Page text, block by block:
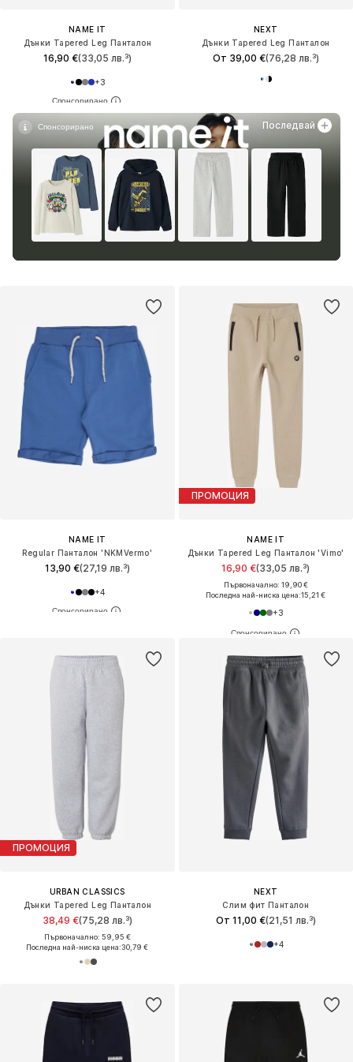
NAME IT
Дънки Tapered Leg Панталон
16,90 €(33,05 лв.³)
+3
Последвай
NEXT
Дънки Tapered Leg Панталон
От 39,00 €(76,28 лв.³)
NAME IT
Regular Панталон 'NKMVermo'
13,90 €(27,19 лв.³)
+4
ПРОМОЦИЯ
NAME IT
Дънки Tapered Leg Панталон 'Vimo'
16,90 €(33,05 лв.³)
Първоначално: 19,90 €
Последна най-ниска цена:15,21 €
+3
ПРОМОЦИЯ
URBAN CLASSICS
Дънки Tapered Leg Панталон
38,49 €(75,28 лв.³)
Първоначално: 59,95 €
Последна най-ниска цена:30,79 €
NEXT
Слим фит Панталон
От 11,00 €(21,51 лв.³)
+4